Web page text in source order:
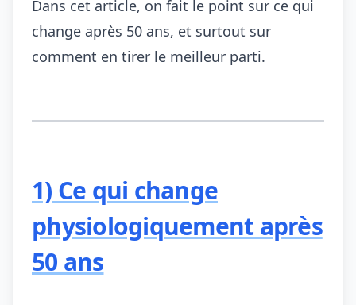
Dans cet article, on fait le point sur ce qui
change après 50 ans, et surtout sur
comment en tirer le meilleur parti.
1) Ce qui change
physiologiquement après
50 ans